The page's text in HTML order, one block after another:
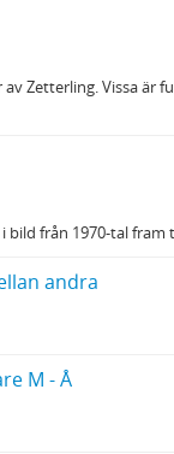
Zetterling. Vissa
bild från 1970-tal
andra
M - Å